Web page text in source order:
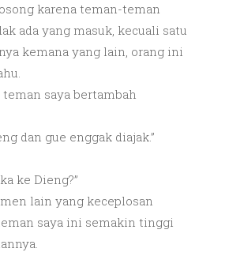
karena teman-teman
ada yang masuk, kecuali satu
kemana yang lain, orang ini
teman saya bertambah
dan gue enggak diajak.”
ke Dieng?”
lain yang keceplosan
saya ini semakin tinggi